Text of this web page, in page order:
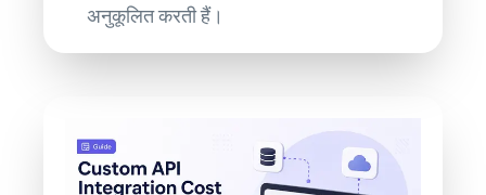
अनुकूलित करती हैं।